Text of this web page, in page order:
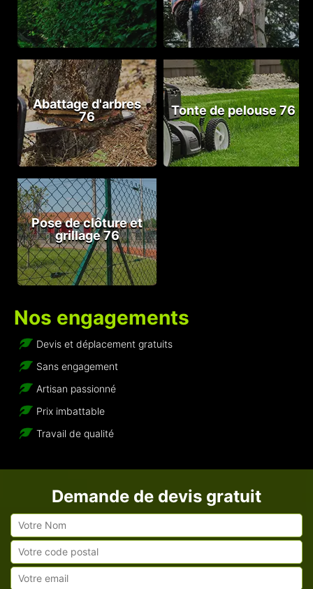
Abattage d'arbres
76
Tonte de pelouse 76
Pose de clôture et
grillage 76
Nos engagements
Devis et déplacement gratuits
Sans engagement
Artisan passionné
Prix imbattable
Travail de qualité
Demande de devis gratuit